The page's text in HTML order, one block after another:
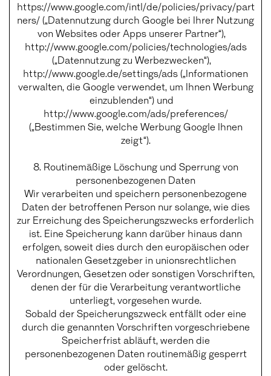
https://www.google.com/intl/de/policies/privacy/part
ners/ („Datennutzung durch Google bei Ihrer Nutzung
von Websites oder Apps unserer Partner“),
http://www.google.com/policies/technologies/ads
(„Datennutzung zu Werbezwecken“),
http://www.google.de/settings/ads („Informationen
verwalten, die Google verwendet, um Ihnen Werbung
einzublenden“) und
http://www.google.com/ads/preferences/
(„Bestimmen Sie, welche Werbung Google Ihnen
zeigt“).
8. Routinemäßige Löschung und Sperrung von
personenbezogenen Daten
Wir verarbeiten und speichern personenbezogene
Daten der betroffenen Person nur solange, wie dies
zur Erreichung des Speicherungszwecks erforderlich
ist. Eine Speicherung kann darüber hinaus dann
erfolgen, soweit dies durch den europäischen oder
nationalen Gesetzgeber in unionsrechtlichen
Verordnungen, Gesetzen oder sonstigen Vorschriften,
denen der für die Verarbeitung verantwortliche
unterliegt, vorgesehen wurde.
Sobald der Speicherungszweck entfällt oder eine
durch die genannten Vorschriften vorgeschriebene
Speicherfrist abläuft, werden die
personenbezogenen Daten routinemäßig gesperrt
oder gelöscht.